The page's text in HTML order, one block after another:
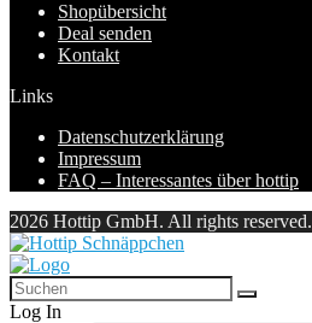
Shopübersicht
Deal senden
Kontakt
Links
Datenschutzerklärung
Impressum
FAQ – Interessantes über hottip
2026 Hottip GmbH. All rights reserved.
Log In